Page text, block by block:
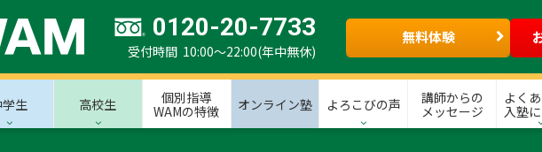
0120-20-7733
受付時間 10:00～22:00(年中無休)
無料体験
学生 高校生
個別指導
WAMの特徴
オンライン塾 よろこびの声
講師からの
メッセージ
よく
入塾